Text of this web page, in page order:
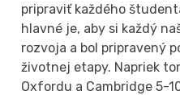
pripraviť každého
hlavné je, aby si každý
rozvoja a bol pripravený
životnej etapy. Napriek
Oxfordu a Cambridge 5-